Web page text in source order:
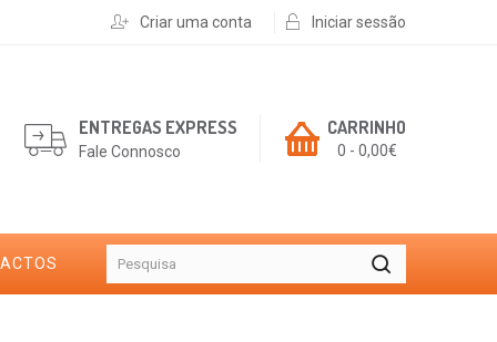
Criar uma conta Iniciar sessão
CARRINHO
0 - 0,00€
ENTREGAS EXPRESS
Fale Connosco